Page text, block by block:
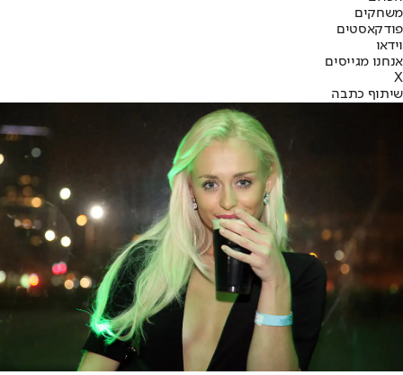
משחקים
פודקאסטים
וידאו
אנחנו מגייסים
X
שיתוף כתבה